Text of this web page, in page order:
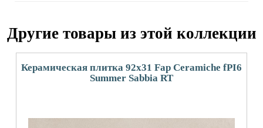
Другие товары из этой коллекции
Керамическая плитка 92x31 Fap Ceramiche fPI6
Summer Sabbia RT